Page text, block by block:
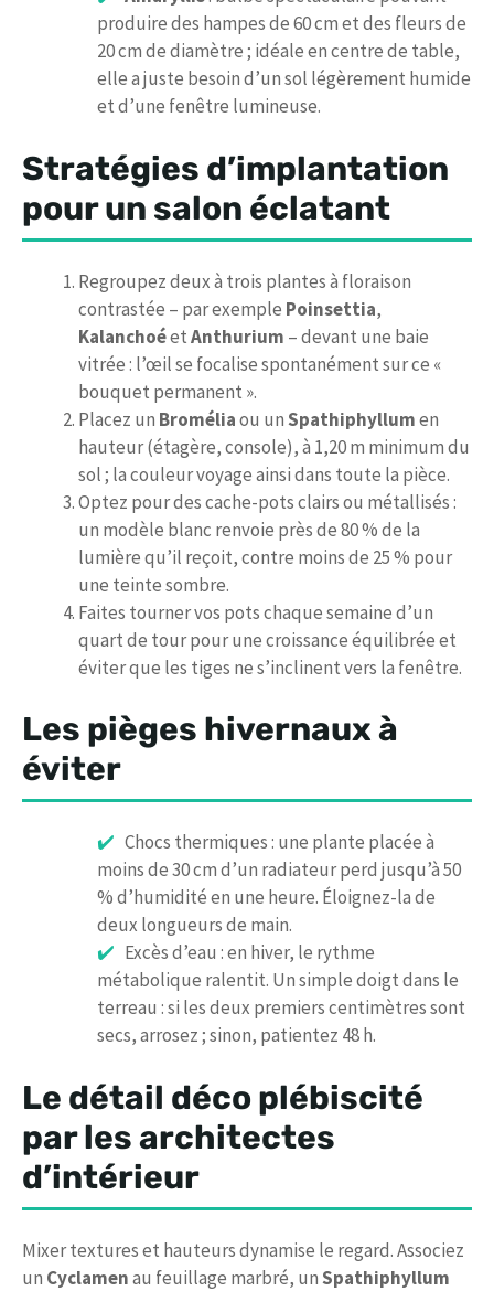
produire des hampes de 60 cm et des fleurs de
20 cm de diamètre ; idéale en centre de table,
elle a juste besoin d’un sol légèrement humide
et d’une fenêtre lumineuse.
Stratégies d’implantation
pour un salon éclatant
Regroupez deux à trois plantes à floraison
contrastée – par exemple Poinsettia,
KalanchoéetAnthurium – devant une baie
vitrée : l’œil se focalise spontanément sur ce «
bouquet permanent ».
Placez un Broméliaou unSpathiphyllumen
hauteur (étagère, console), à 1,20 m minimum du
sol ; la couleur voyage ainsi dans toute la pièce.
Optez pour des cache-pots clairs ou métallisés :
un modèle blanc renvoie près de 80 % de la
lumière qu’il reçoit, contre moins de 25 % pour
une teinte sombre.
Faites tourner vos pots chaque semaine d’un
quart de tour pour une croissance équilibrée et
éviter que les tiges ne s’inclinent vers la fenêtre.
Les pièges hivernaux à
éviter
Chocs thermiques : une plante placée à
moins de 30 cm d’un radiateur perd jusqu’à 50
% d’humidité en une heure. Éloignez-la de
deux longueurs de main.
Excès d’eau : en hiver, le rythme
métabolique ralentit. Un simple doigt dans le
terreau : si les deux premiers centimètres sont
secs, arrosez ; sinon, patientez 48 h.
Le détail déco plébiscité
par les architectes
d’intérieur
Mixer textures et hauteurs dynamise le regard. Associez
un Cyclamenau feuillage marbré, unSpathiphyllum